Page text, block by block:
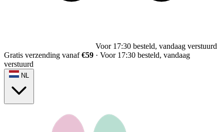
Voor 17:30 besteld, vandaag verstuurd
Gratis verzending vanaf€59 · Voor 17:30 besteld, vandaag
verstuurd
NL